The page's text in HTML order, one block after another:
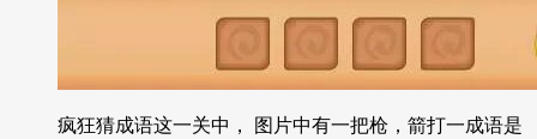
疯狂猜成语这一关中， 图片中有一把枪，箭打一成语是